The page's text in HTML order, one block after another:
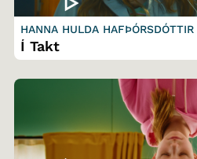
HANNA HULDA HAFÞÓRSDÓTTIR
Í Takt